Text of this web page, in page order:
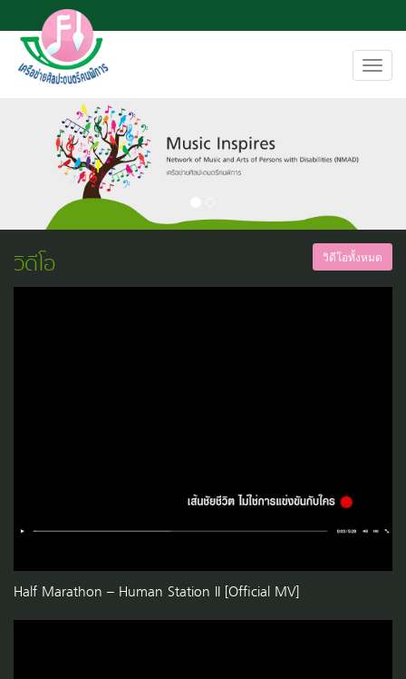
วิดีโอ วิดีโอทั้งหมด
Half Marathon – Human Station II [Official MV]